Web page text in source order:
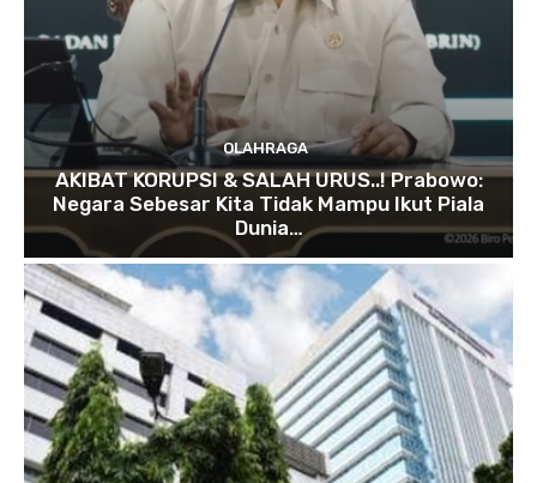
OLAHRAGA
AKIBAT KORUPSI & SALAH URUS..! Prabowo:
Negara Sebesar Kita Tidak Mampu Ikut Piala
Dunia…